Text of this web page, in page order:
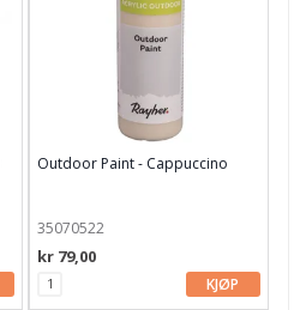
Outdoor Paint - Cappuccino
35070522
kr 79,00
KJØP